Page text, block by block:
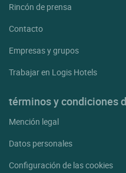
Rincón de prensa
Contacto
Empresas y grupos
Trabajar en Logis Hotels
términos y condiciones
Mención legal
Datos personales
Configuración de las cookies